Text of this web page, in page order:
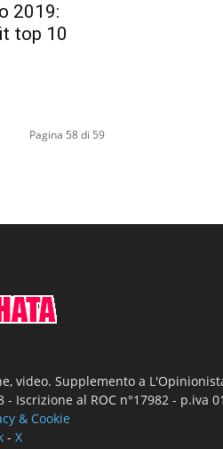
2019:
top 10
Pagina 58 di 59
video. Supplemento a
Iscrizione al ROC n°17982 - p.iva
& Cookie
-X